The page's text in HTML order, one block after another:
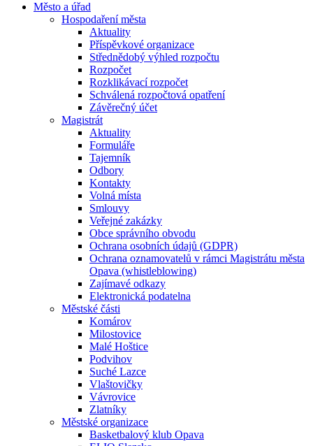
Město a úřad
Hospodaření města
Aktuality
Příspěvkové organizace
Střednědobý výhled rozpočtu
Rozpočet
Rozklikávací rozpočet
Schválená rozpočtová opatření
Závěrečný účet
Magistrát
Aktuality
Formuláře
Tajemník
Odbory
Kontakty
Volná místa
Smlouvy
Veřejné zakázky
Obce správního obvodu
Ochrana osobních údajů (GDPR)
Ochrana oznamovatelů v rámci Magistrátu města
Opava (whistleblowing)
Zajímavé odkazy
Elektronická podatelna
Městské části
Komárov
Milostovice
Malé Hoštice
Podvihov
Suché Lazce
Vlaštovičky
Vávrovice
Zlatníky
Městské organizace
Basketbalový klub Opava